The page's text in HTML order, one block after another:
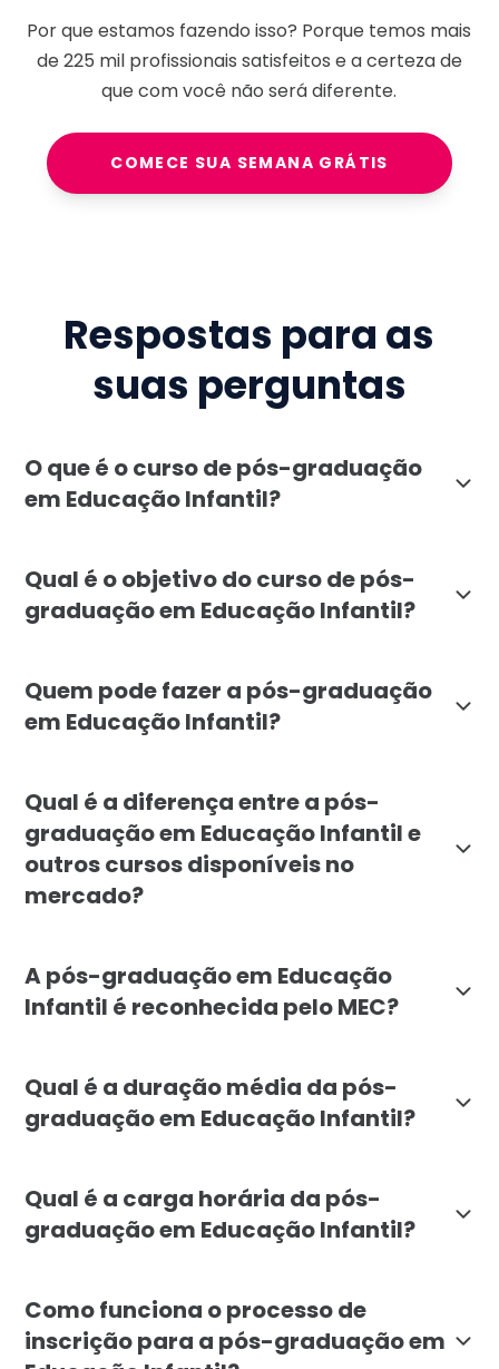
Por que estamos fazendo isso? Porque temos mais
de225 milprofissionais satisfeitos e a certeza de
que com você não será diferente.
COMECE SUA SEMANA GRÁTIS
Respostas para as
suas perguntas
O que é o curso de pós-graduação
em Educação Infantil?
Qual é o objetivo do curso de pós-
graduação em Educação Infantil?
Quem pode fazer a pós-graduação
em Educação Infantil?
Qual é a diferença entre a pós-
graduação em Educação Infantil e
outros cursos disponíveis no
mercado?
A pós-graduação em Educação
Infantil é reconhecida pelo MEC?
Qual é a duração média da pós-
graduação em Educação Infantil?
Qual é a carga horária da pós-
graduação em Educação Infantil?
Como funciona o processo de
inscrição para a pós-graduação em